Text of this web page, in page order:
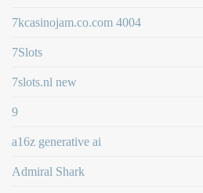
7kcasinojam.co.com 4004
7Slots
7slots.nl new
9
a16z generative ai
Admiral Shark